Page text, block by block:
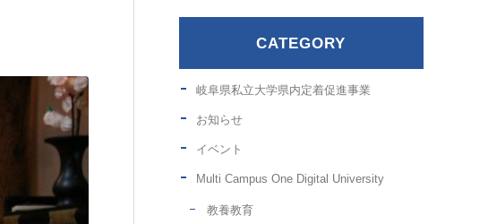
CATEGORY
岐阜県私立大学県内定着促進事業
お知らせ
イベント
Multi Campus One Digital University
教養教育